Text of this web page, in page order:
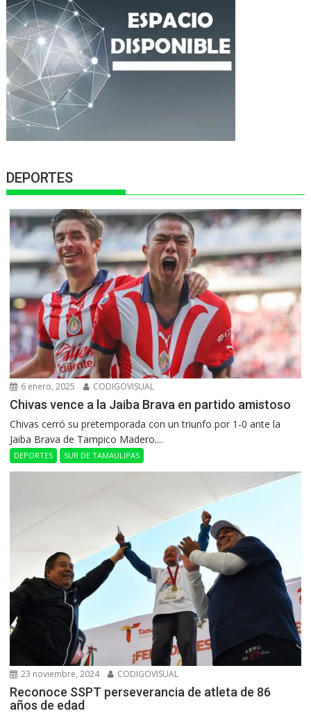
DEPORTES
6 enero, 2025 CODIGOVISUAL
Chivas vence a la Jaiba Brava en partido amistoso
Chivas cerró su pretemporada con un triunfo por 1-0 ante la
Jaiba Brava de Tampico Madero....
DEPORTES SUR DE TAMAULIPAS
23 noviembre, 2024 CODIGOVISUAL
Reconoce SSPT perseverancia de atleta de 86
años de edad